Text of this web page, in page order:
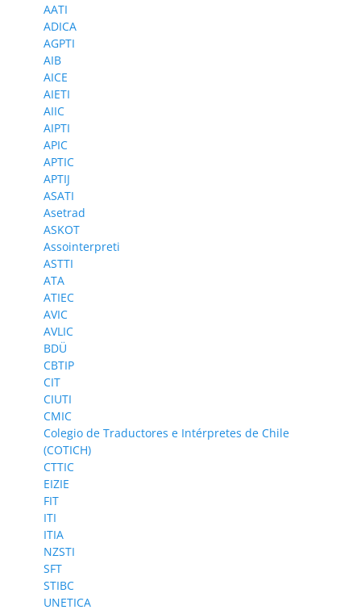
AATI
ADICA
AGPTI
AIB
AICE
AIETI
AIIC
AIPTI
APIC
APTIC
APTIJ
ASATI
Asetrad
ASKOT
Assointerpreti
ASTTI
ATA
ATIEC
AVIC
AVLIC
BDÜ
CBTIP
CIT
CIUTI
CMIC
Colegio de Traductores e Intérpretes de Chile
(COTICH)
CTTIC
EIZIE
FIT
ITI
ITIA
NZSTI
SFT
STIBC
UNETICA